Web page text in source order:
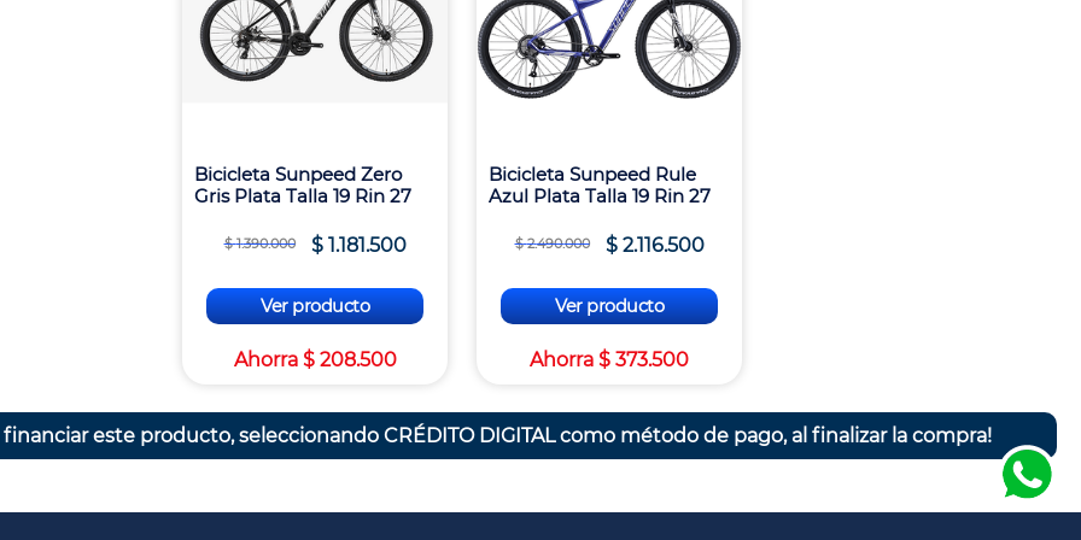
Bicicleta Sunpeed Zero
Gris Plata Talla 19 Rin 27
$ 1.390.000 $ 1.181.500
Ver producto
Ahorra $ 208.500
Bicicleta Sunpeed Rule
Azul Plata Talla 19 Rin 27
$ 2.490.000 $ 2.116.500
Ver producto
Ahorra $ 373.500
financiar este producto, seleccionando CRÉDITO DIGITAL como método de pago, al finalizar la compra!